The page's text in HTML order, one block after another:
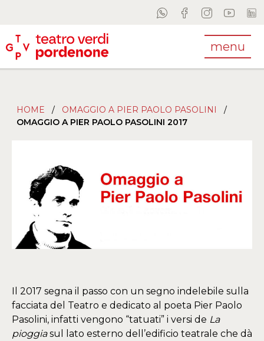
menu
HOME / OMAGGIO A PIER PAOLO PASOLINI
/
OMAGGIO A PIER PAOLO PASOLINI 2017
Il 2017 segna il passo con un segno indelebile sulla
facciata del Teatro e dedicato al poeta Pier Paolo
Pasolini, infatti vengono “tatuati” i versi de La
pioggiasul lato esterno dell’edificio teatrale che dà